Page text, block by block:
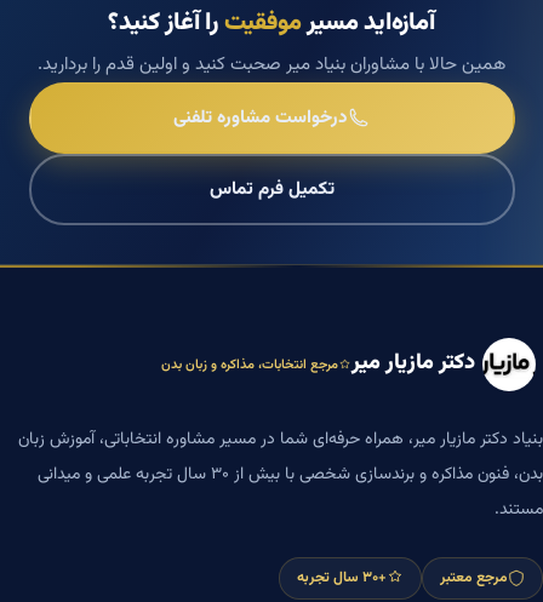
آمازه‌اید مسیرموفقیترا آغاز کنید؟
همین حالا با مشاوران بنیاد میر صحبت کنید و اولین قدم را بردارید.
درخواست مشاوره تلفنی
تکمیل فرم تماس
دکتر مازیار میر مرجع انتخابات، مذاکره و زبان بدن
بنیاد دکتر مازیار میر، همراه حرفه‌ای شما در مسیر مشاوره انتخاباتی، آموزش زبان
بدن، فنون مذاکره و برندسازی شخصی با بیش از ۳۰ سال تجربه علمی و میدانی
مستند.
مرجع معتبر +۳۰ سال تجربه